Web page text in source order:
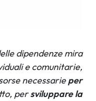
dipendenze mira
e comunitarie,
necessarieper
persviluppare la